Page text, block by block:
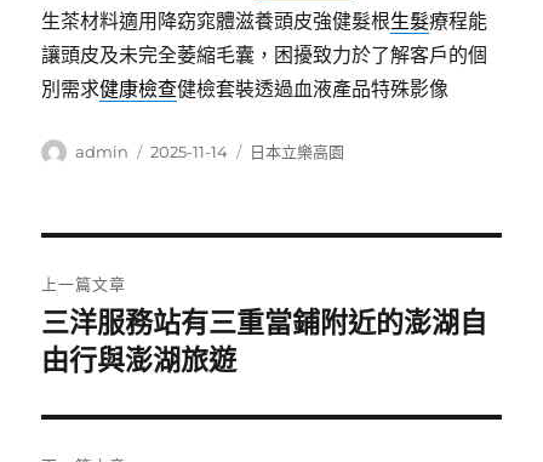
生茶材料適用降窈窕體滋養頭皮強健髮根生髮療程能
讓頭皮及未完全萎縮毛囊，困擾致力於了解客戶的個
別需求健康檢查健檢套裝透過血液產品特殊影像
作
admin
發
2025-11-14
分
日本立樂高園
章
導
覽
上一篇文章
上
一
文
章:
三洋服務站有三重當鋪附近的澎湖自
由行與澎湖旅遊